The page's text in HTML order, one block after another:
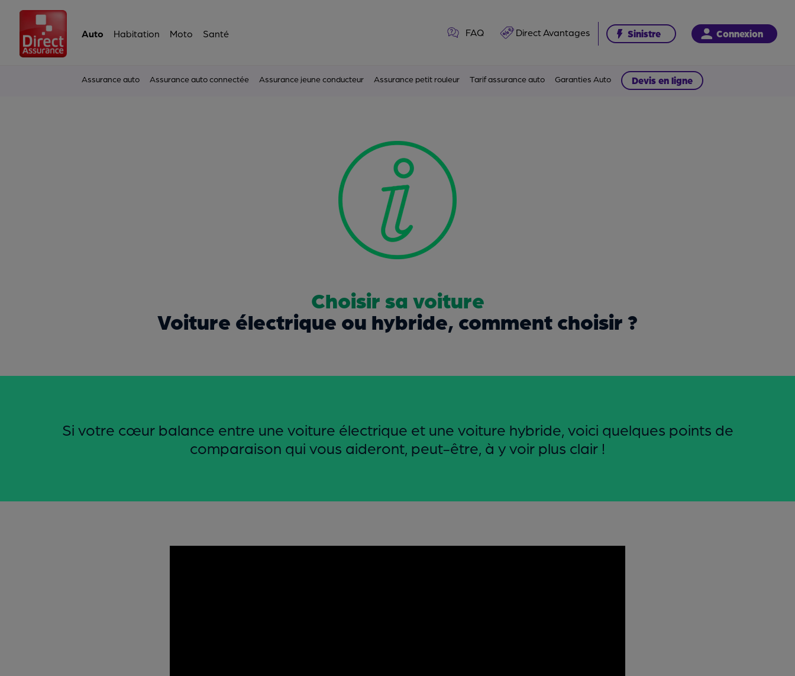
Auto Habitation Moto Santé
Assurance auto Assurance auto connectée Assurance jeune conducteur Assurance petit rouleur Tarif assurance auto Garanties Auto Devis en ligne
FAQ Direct Avantages Sinistre Connexion
Choisir sa voiture
Voiture électrique ou hybride, comment choisir ?
Si votre cœur balance entre une voiture électrique et une voiture hybride, voici quelques points de
comparaison qui vous aideront, peut-être, à y voir plus clair !